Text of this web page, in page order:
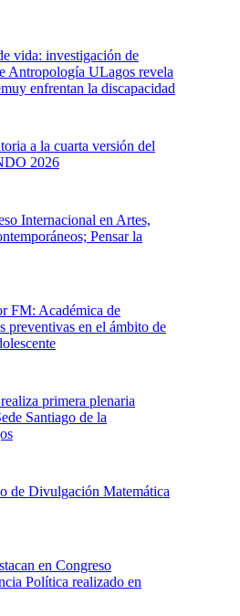
vida: investigación de
Antropología ULagos revela
enfrentan la discapacidad
a la cuarta versión del
2026
Internacional en Artes,
Pensar la
FM: Académica de
preventivas en el ámbito de
primera plenaria
Santiago de la
de Divulgación Matemática
en Congreso
Política realizado en